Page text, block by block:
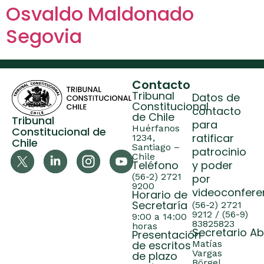
Osvaldo Maldonado
Segovia
Tribunal
Constitucional de
Chile
Contacto
Tribunal
Constitucional
de Chile
Huérfanos
1234,
Santiago –
Chile
Teléfono
(56-2) 2721
9200
Horario de
Secretaría
9:00 a 14:00
horas
Presentación
de escritos
de plazo
Datos de
contacto
para
ratificar
patrocinio
y poder
por
(56-2) 2721
9212 / (56-9)
83825823
Secretario
Matías
Vargas